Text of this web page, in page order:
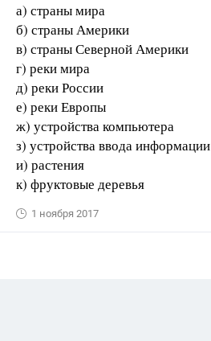
а) страны мира
б) страны Америки
в) страны Северной Америки
г) реки мира
д) реки России
е) реки Европы
ж) устройства компьютера
з) устройства ввода информации
и) растения
к) фруктовые деревья
1 ноября 2017